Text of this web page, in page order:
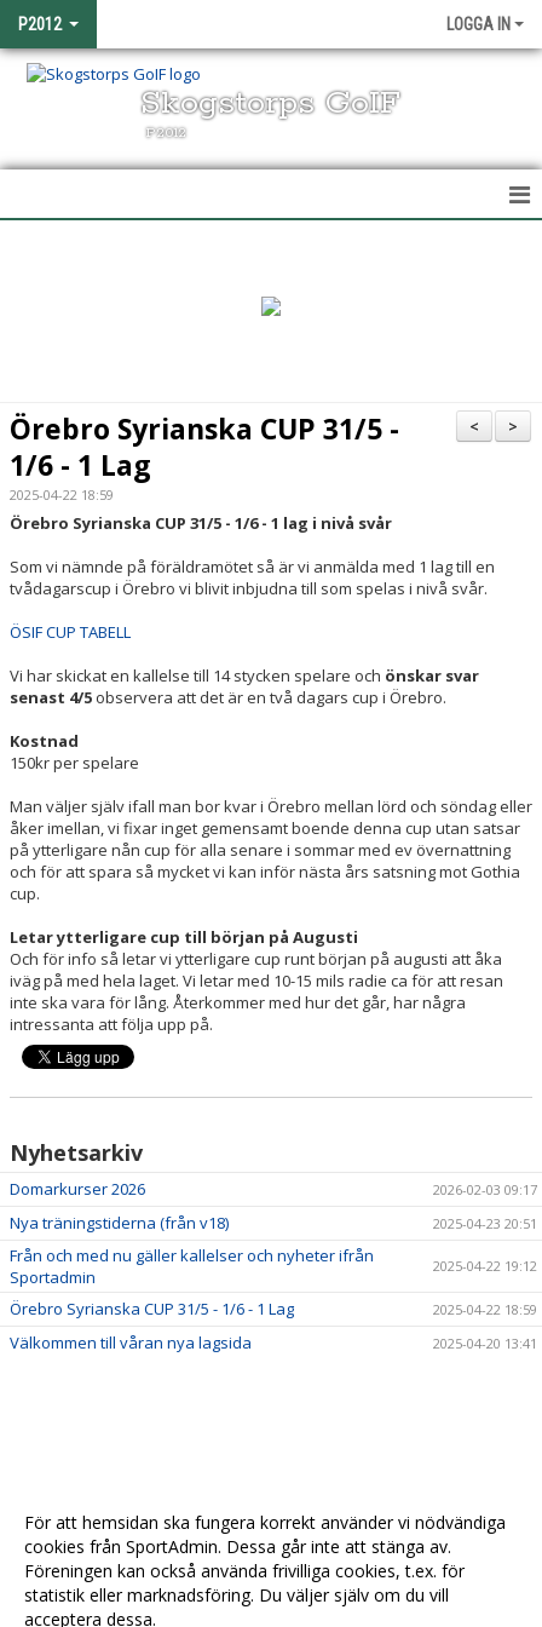
P2012 LOGGA IN
Skogstorps GoIF
P2012
TRUPPEN
BILDGALLERI
>
<
Örebro Syrianska CUP 31/5 -
1/6 - 1 Lag
2025-04-22 18:59
Örebro Syrianska CUP 31/5 - 1/6 - 1 lag i nivå svår
Som vi nämnde på föräldramötet så är vi anmälda med 1 lag till en
tvådagarscup i Örebro vi blivit inbjudna till som spelas i nivå svår.
ÖSIF CUP TABELL
Vi har skickat en kallelse till 14 stycken spelare och önskar svar
senast 4/5 observera att det är en två dagars cup i Örebro.
Kostnad
150kr per spelare
Man väljer själv ifall man bor kvar i Örebro mellan lörd och söndag eller
åker imellan, vi fixar inget gemensamt boende denna cup utan satsar
på ytterligare nån cup för alla senare i sommar med ev övernattning
och för att spara så mycket vi kan inför nästa års satsning mot Gothia
cup.
Letar ytterligare cup till början på Augusti
Och för info så letar vi ytterligare cup runt början på augusti att åka
iväg på med hela laget. Vi letar med 10-15 mils radie ca för att resan
inte ska vara för lång. Återkommer med hur det går, har några
intressanta att följa upp på.
Nyhetsarkiv
Domarkurser 2026 2026-02-03 09:17
Nya träningstiderna (från v18) 2025-04-23 20:51
Från och med nu gäller kallelser och nyheter ifrån
Sportadmin
2025-04-22 19:12
Örebro Syrianska CUP 31/5 - 1/6 - 1 Lag 2025-04-22 18:59
Välkommen till våran nya lagsida 2025-04-20 13:41
För att hemsidan ska fungera korrekt använder vi nödvändiga
cookies från SportAdmin. Dessa går inte att stänga av.
Föreningen kan också använda frivilliga cookies, t.ex. för
statistik eller marknadsföring. Du väljer själv om du vill
acceptera dessa.